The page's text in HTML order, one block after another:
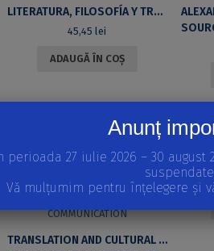
LITERATURA, FILOSOFÍA Y TRADUCCIÓN EL ECO DE AUTORES HISPANOAMERICANOS EN RUMANÍA
45,45lei
ADAUGĂ ÎN COȘ
TRANSLATION AND CULTURAL COMMUNICATION
Anunț
perioada 27 iulie 2026 – 30 august
suspendate.
Vă mulțumim pentru înțelegere și